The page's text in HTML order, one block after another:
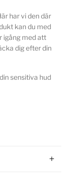
har vi den där
kan du med
igång med att
dig efter din
sensitiva hud